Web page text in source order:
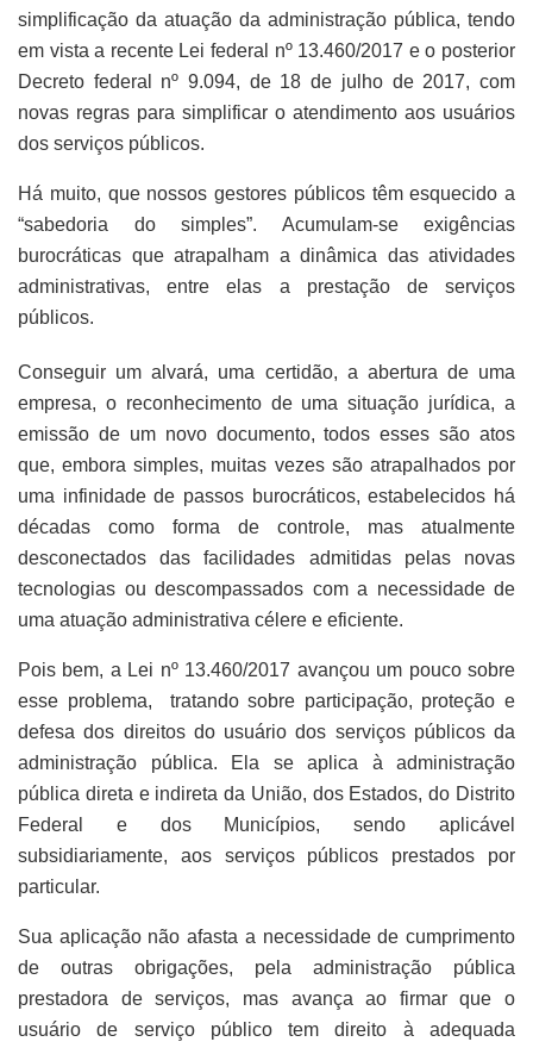
simplificação da atuação da administração pública, tendo
em vista a recente Lei federal nº 13.460/2017 e o posterior
Decreto federal nº 9.094, de 18 de julho de 2017, com
novas regras para simplificar o atendimento aos usuários
dos serviços públicos.
Há muito, que nossos gestores públicos têm esquecido a
“sabedoria do simples”. Acumulam-se exigências
burocráticas que atrapalham a dinâmica das atividades
administrativas, entre elas a prestação de serviços
públicos.
Conseguir um alvará, uma certidão, a abertura de uma
empresa, o reconhecimento de uma situação jurídica, a
emissão de um novo documento, todos esses são atos
que, embora simples, muitas vezes são atrapalhados por
uma infinidade de passos burocráticos, estabelecidos há
décadas como forma de controle, mas atualmente
desconectados das facilidades admitidas pelas novas
tecnologias ou descompassados com a necessidade de
uma atuação administrativa célere e eficiente.
Pois bem, a Lei nº 13.460/2017 avançou um pouco sobre
esse problema, tratando sobre participação, proteção e
defesa dos direitos do usuário dos serviços públicos da
administração pública. Ela se aplica à administração
pública direta e indireta da União, dos Estados, do Distrito
Federal e dos Municípios, sendo aplicável
subsidiariamente, aos serviços públicos prestados por
particular.
Sua aplicação não afasta a necessidade de cumprimento
de outras obrigações, pela administração pública
prestadora de serviços, mas avança ao firmar que o
usuário de serviço público tem direito à adequada